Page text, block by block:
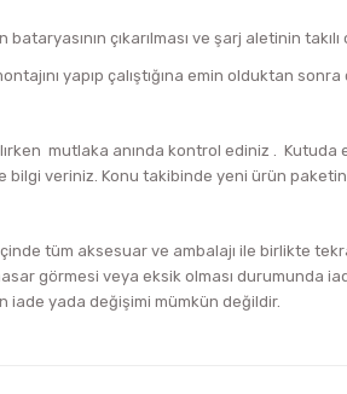
bataryasının çıkarılması ve şarj aletinin
yapıp çalıştığına emin olduktan sonra
mutlaka anında kontrol ediniz .
bilgi veriniz. Konu takibinde yeni ürün
içinde tüm aksesuar ve ambalajı ile birlikte
görmesi veya eksik olması durumunda
iade yada değişimi mümkün değildir.